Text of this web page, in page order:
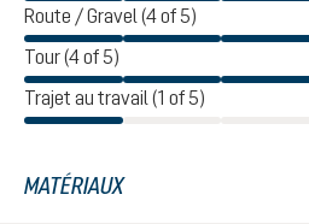
Route / Gravel (4 of 5)
Tour (4 of 5)
Trajet au travail (1 of 5)
MATÉRIAUX